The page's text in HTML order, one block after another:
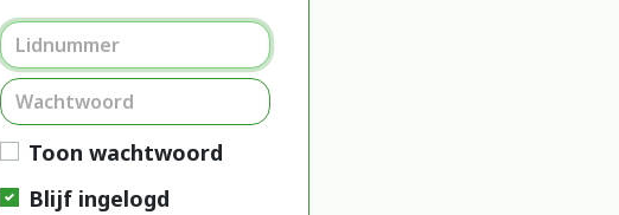
Toon wachtwoord
Blijf ingelogd